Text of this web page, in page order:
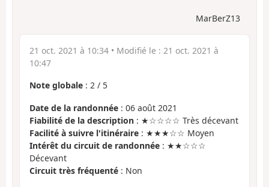
MarBerZ13
21 oct. 2021 à 10:34 • Modifié le : 21 oct. 2021 à
10:47
Note globale : 2 / 5
Date de la randonnée : 06 août 2021
Fiabilité de la description : ★☆☆☆☆ Très décevant
Facilité à suivre l'itinéraire : ★★★☆☆ Moyen
Intérêt du circuit de randonnée : ★★☆☆☆
Décevant
Circuit très fréquenté : Non